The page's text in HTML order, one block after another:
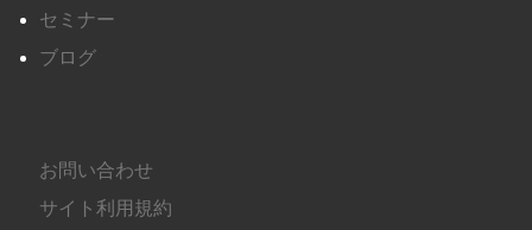
セミナー
ブログ
お問い合わせ
サイト利用規約